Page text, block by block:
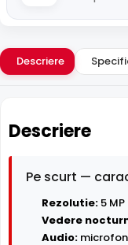
Descriere
Descriere
Pe scurt —
Rezolutie: 5
Vedere
Audio: microfon